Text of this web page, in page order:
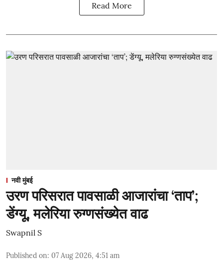
Read More
नवी मुंबई
उरण परिसरात पावसाळी आजारांचा ‘ताप’;
डेंग्यू, मलेरिया रुग्णसंख्येत वाढ
Swapnil S
Published on: 07 Aug 2026, 4:51 am